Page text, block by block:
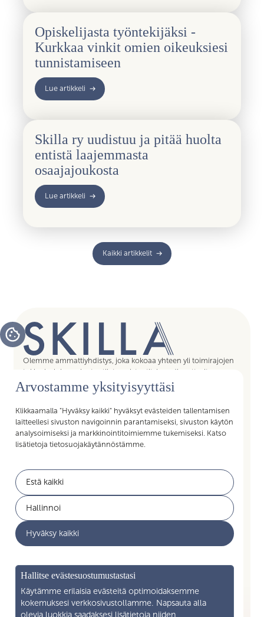
Opiskelijasta työntekijäksi -
Kurkkaa vinkit omien oikeuksiesi
tunnistamiseen
Lue artikkeli
Skilla ry uudistuu ja pitää huolta
entistä laajemmasta
osaajajoukosta
Lue artikkeli
Kaikki artikkelit
Arvostamme yksityisyyttäsi
Klikkaamalla "Hyväksy kaikki" hyväksyt evästeiden tallentamisen
laitteellesi sivuston navigoinnin parantamiseksi, sivuston käytön
analysoimiseksi ja markkinointitoimiemme tukemiseksi. Katso
lisätietoja tietosuojakäytännöstämme.
Estä kaikki
Hallinnoi
Hyväksy kaikki
Hallitse evästesuostumustastasi
Käytämme erilaisia evästeitä optimoidaksemme
kokemuksesi verkkosivustollamme. Napsauta alla
olevia luokkia saadaksesi lisätietoja niiden
Olemme ammattiyhdistys, joka kokoaa yhteen yli toimirajojen
tukipalvelujen asiantuntijat, assistentit, koordinaattorit,
esihenkilöt ja päälliköt – kaikki sujuvan arjen mahdollistajat.
Liittymällä Skillan jäseneksi saat Akavan Erityisalojen liiton
Pikalinkit
Jäsenyys
Työelämän palvelut
Ajankohtaista
Yhteystiedot
Liity jäseneksi